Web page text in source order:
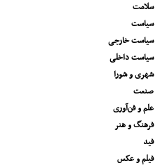
سلامت
سیاست
سیاست خارجی
سیاست داخلی
شهری و شورا
صنعت
علم و فن‌آوری
فرهنگ و هنر
فید
فیلم و عکس